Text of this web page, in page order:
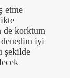
etme
de korktum
iyi
şekilde